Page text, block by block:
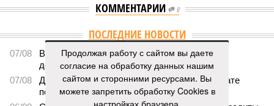
КОММЕНТАРИИ 0
ПОСЛЕДНИЕ НОВОСТИ
07/08
В Чебоксарах в ближайшие годы не будут
достраивать спуск к заливу
07/08
Два предприятия выплатили долги по зарплате
после вмешательства прокуратуры
Продолжая работу с сайтом вы даете
согласие на обработку данных нашим
сайтом и сторонними ресурсами. Вы
можете запретить обработку Cookies в
настройках браузера.